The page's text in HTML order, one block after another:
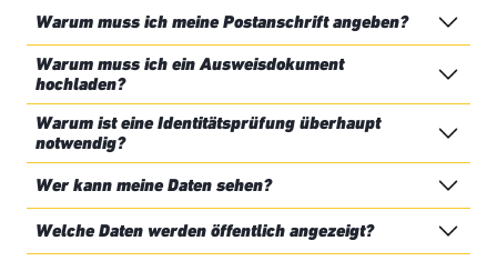
Warum muss ich meine Postanschrift angeben?
Warum muss ich ein Ausweisdokument
hochladen?
Warum ist eine Identitätsprüfung überhaupt
notwendig?
Wer kann meine Daten sehen?
Welche Daten werden öffentlich angezeigt?